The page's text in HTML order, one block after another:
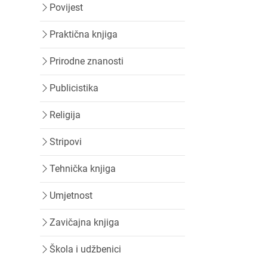
Povijest
Praktična knjiga
Prirodne znanosti
Publicistika
Religija
Stripovi
Tehnička knjiga
Umjetnost
Zavičajna knjiga
Škola i udžbenici